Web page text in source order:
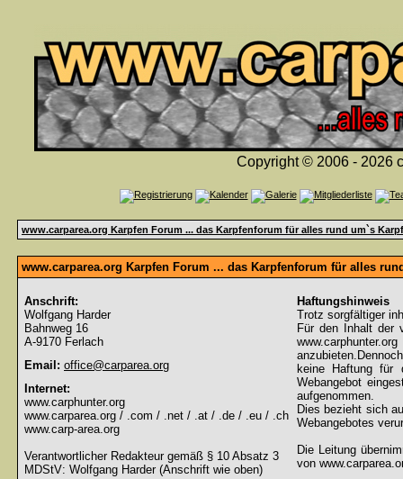
Copyright © 2006 - 2026
www.carparea.org Karpfen Forum ... das Karpfenforum für alles rund um`s
www.carparea.org Karpfen Forum ... das Karpfenforum für alles
Anschrift:
Wolfgang Harder
Bahnweg 16
A-9170 Ferlach
Email: office@carparea.org
Internet:
www.carphunter.org
www.carparea.org / .com / .net / .at / .de / .eu / .ch
www.carp-area.org
Verantwortlicher Redakteur gemäß § 10 Absatz 3
MDStV: Wolfgang Harder (Anschrift wie oben)
Haftungshinweis
Trotz sorgfältiger
Für den Inhalt der
keine Haftung für
Webangebot
aufgenommen.
Dies bezieht sich
Webangebotes
Die Leitung
von